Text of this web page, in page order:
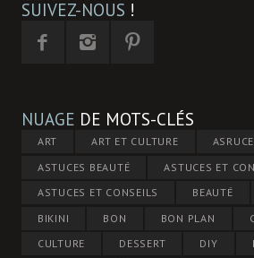
SUIVEZ-NOUS !
NUAGE DE MOTS-CLÉS
ART ART ET CULTURE
ASTUCES BEAUTÉ
ASTUCES ET
ASTUCES ET CONSEILS
BEAUTÉ
BIKINI
BON BON PLAN
CULTURE
DESSERT DIY